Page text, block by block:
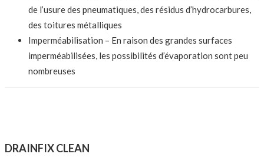
de l’usure des pneumatiques, des résidus d’hydrocarbures,
des toitures métalliques
Imperméabilisation – En raison des grandes surfaces
imperméabilisées, les possibilités d’évaporation sont peu
nombreuses
DRAINFIX CLEAN